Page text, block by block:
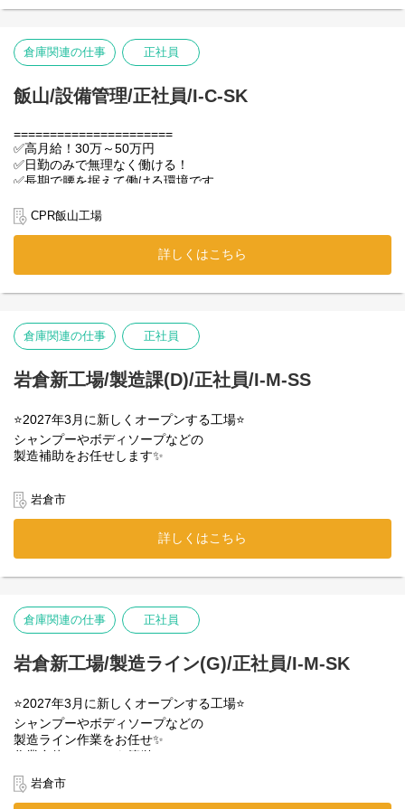
＜応募理由は問いません！＞
「家が近いから」「なんか気になったから」
前向きな頑張る気持ちがあれば
応募理由はなんでもOK！
肩肘の力を抜いてざっくばらんに
お話ができればと思います。
【カジュアル面談実施中！】
カジュアル面談を実施しております。
応募を検討していただく中で、
「仕事内容」「勤務条件」「勤務環境」など
お気軽に下記よりカジュアル面談へお申し込みください。
応募するかどうかはお話を聞いて頂いた後に
＜申し込み方法＞
い。
https://forms.gle/TYpAzDek9mCsTwQx5
＜実施方法・時間＞
基本的にはオンラインで実施いたします。
面談日程は、皆さまのご希望に応じて調整いたしますので
平日の１０時頃～１９時の間で、
モクモク作業に集中しながら働けます！
＜シニア高齢者応援！＞
「まだまだ若いモノには負けない！」
『現場仕事の経験がある』
『体力には自信がある！』等という方は
年齢問わずお気軽にご応募ください！
月収5万～6万円ほどの収入があります！
＜都合に合わせて働ける！＞
「午前中はゆっくりして午後だけ働きたい」
「Wワークでかけもちバイトを探している」
などなど…どなたも大歓迎です！
お問合せのみのご連絡も歓迎！
お気軽にご連絡・ご応募ください！
Q1. 未経験でも大丈夫ですか？
A1. 全く問題ありません！カンタンな軽作業
のため未経験の方も始めやすいお仕事です。
動きながらのお仕事になるので
Q2. 面接はどこで行いますか？
A2. 面接は就業場所にて実施します。
【カジュアル面談実施中！】
選考ではなく、気楽にお話しできる
応募を検討していただく中で、
「仕事内容」「勤務条件」「勤務環境」など気になる事があれ
ば、
お気軽に下記よりカジュアル面談へお申し込みください。
決めていただいてOKです！
＜申し込み方法＞
カジュアル面談ご希望の方は以下のURLよりお申し込みくださ
https://www.cpr-net.jp/recruit/casual_meeting/
・スタッフの勤怠・人事管理
・メンバーの教育・訓練
✅予算・実績の管理
・工場の営業予算の管理
✅安全・外部対応
・安全衛生管理（安心の職場づくり）
・外部認証（ISOなど）の維持管理
・取引先との営業・渉外対応
（※外出時に社有車を使用する場合あり）
専門知識や経験は入社後の習得でＯＫ！
⭐こんな方におすすめ
・安定した正社員として働きたい
・働きやすさも大事にしたい
そんな方に選ばれている職場です！
応募前の不安は「SNS＆動画」でスッキリ解消！
働くスタッフの雰囲気や作業の様子を、
動画と写真で分かりやすく発信しています。
ぜひのぞいてみてくださいね✨
✅【YouTube】
1分でわかる！職場のリアル動画
詳しい雰囲気等知りたい方は
こちらの動画をご覧ください↓
https://youtu.be/ZpCPG0oTKhI
スタッフの日常や裏側の雰囲気をのぞき見！
アカウント検索：iiyama_cpr20
＜よくある質問＞
Q：スキルアップの為資格を取得できますか？
全額会社負担で取得可能です。
Q：お昼休憩は皆さんどうされていますか？
A：1食500円程度で仕出し弁当を注文可能です！
Q：どのくらいの年齢層の方が働いていますか？
A：平均年齢は46歳で
倉庫関連の仕事 正社員
飯山/設備管理/正社員/I-C-SK
======================
✅高月給！30万～50万円
✅日勤のみで無理なく働ける！
✅長期で腰を据えて働ける環境です
======================
家庭から出るプラごみをリサイクルし、
「パレット」を作る工場です。
環境にも優しいエコな職場で、
設備のメンテナンスをお任せします！
【具体的には…】
機械の簡単な見回りからスタートし、
【1】日々の保守・点検
「変な音がしないか？」のチェック
トラブル時の修理や部品交換
【2】新しい設備の導入・改修企画
外部メーカーとの打ち合わせ
「どう直すか？」のアイデア出し！
【3】製造工程の見直し・改善
作業スペースのレイアウト変更
「もっと安全・スムーズに！」の
ただ直すだけじゃない！
「配置を変えよう」など、
自分のアイデアで工場が進化していく
⭐未経験でも安心
・先輩がマンツーマンでサポート
・はじめは機械の名前を覚えることから♪
CPR飯山工場
詳しくはこちら
倉庫関連の仕事 正社員
岩倉新工場/製造課(D)/正社員/I-M-SS
⭐2027年3月に新しくオープンする工場⭐
シャンプーやボディソープなどの
製造補助をお任せします✨
台車で運んで製造タンクへ投入すること。
指示書に沿って進める作業なので、
特別なスキルや知識は必要なし◎
分量を確認しながら、
未経験でも大歓迎です✨️
✅朝の準備
その日に製造する製品の種類や
作業に使う原料・器具・台車などを準備
✅計量・投入作業
指示書（製品名や分量）を確認しながら、
原料をきっちり正確に計量します！
計量した原料を台車に乗せて運び、
製造タンクの中へ投入！
岩倉市
詳しくはこちら
倉庫関連の仕事 正社員
岩倉新工場/製造ライン(G)/正社員/I-M-SK
⭐2027年3月に新しくオープンする工場⭐
シャンプーやボディソープなどの
製造ライン作業をお任せ✨
作業自体はとっても簡単(^^♪
✅セット
空の容器をラインにキレイに並べる
岩倉市